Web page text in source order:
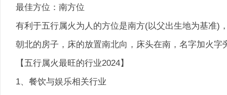
最佳方位：南方位
有利于五行属火为人的方位是南方(以父出生地为基准)
朝北的房子，床的放置南北向，床头在南，名字加火
【五行属火最旺的行业2024】
1、餐饮与娱乐相关行业